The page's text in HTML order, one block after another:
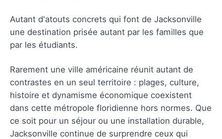
Autant d'atouts concrets qui font de Jacksonville
une destination prisée autant par les familles que
par les étudiants.
Rarement une ville américaine réunit autant de
contrastes en un seul territoire : plages, culture,
histoire et dynamisme économique coexistent
dans cette métropole floridienne hors normes. Que
ce soit pour un séjour ou une installation durable,
Jacksonville continue de surprendre ceux qui